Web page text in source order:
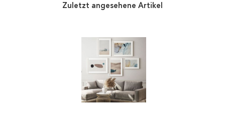
Zuletzt angesehene Artikel